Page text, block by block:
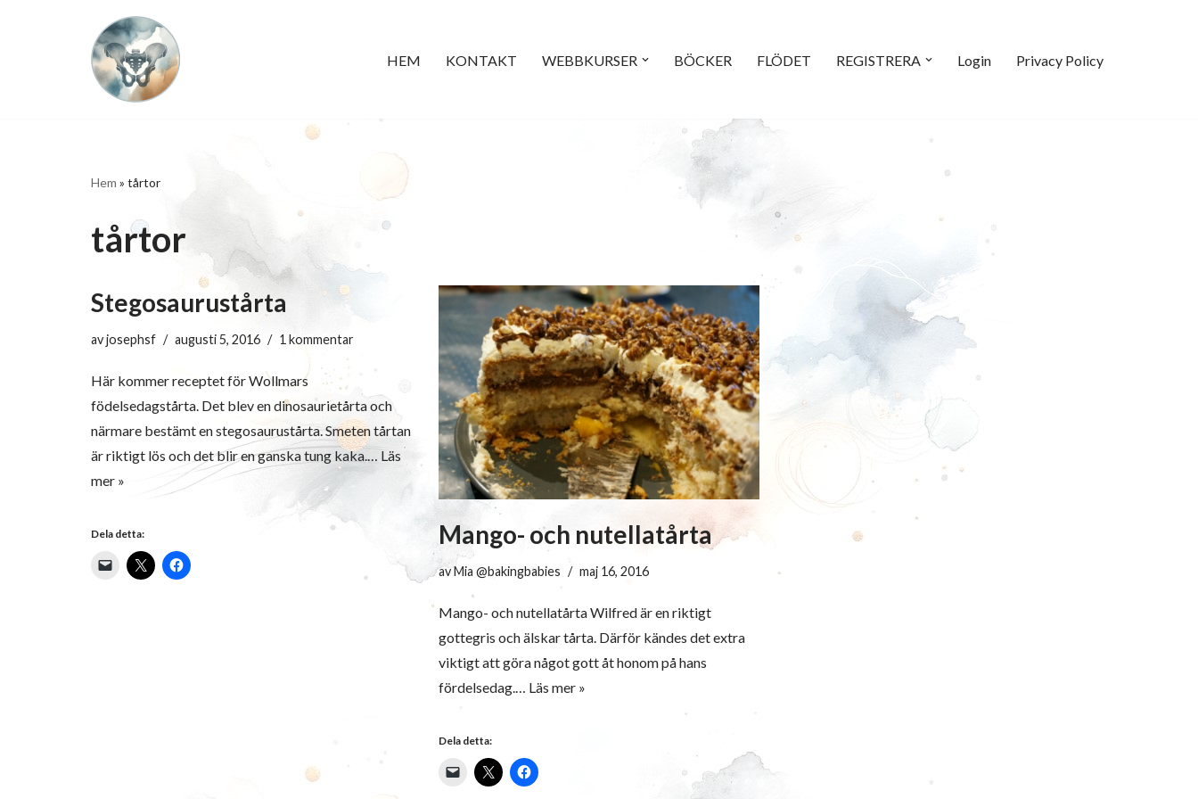
HEM KONTAKT WEBBKURSER BÖCKER FLÖDET REGISTRERA Login Privacy Policy
Hem » tårtor
tårtor
Stegosaurustårta
avjosephsf augusti 5, 2016 1 kommentar
Här kommer receptet för Wollmars
födelsedagstårta. Det blev en dinosaurietårta och
närmare bestämt en stegosaurustårta. Smeten tårtan
är riktigt lös och det blir en ganska tung kaka.… Läs
mer »
Dela detta: Mango- och nutellatårta
av Mia @bakingbabies maj 16, 2016
Mango- och nutellatårta Wilfred är en riktigt
gottegris och älskar tårta. Därför kändes det extra
viktigt att göra något gott åt honom på hans
fördelsedag.… Läs mer »
Dela detta: